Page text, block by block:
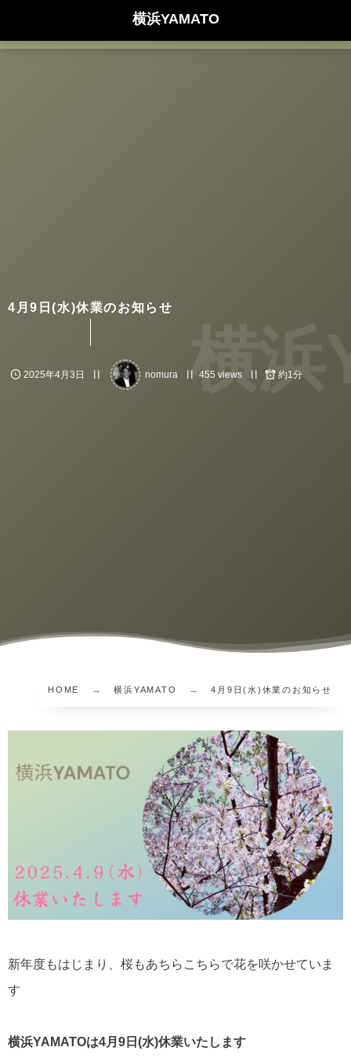
横浜YAMATO
4月9日(水)休業のお知らせ
2025年4月3日 nomura 455 views 約1分
横浜
HOME 横浜YAMATO 4月9日(水)休業のお知らせ
新年度もはじまり、桜もあちらこちらで花を咲かせていま
す
横浜YAMATOは4月9日(水)休業いたします